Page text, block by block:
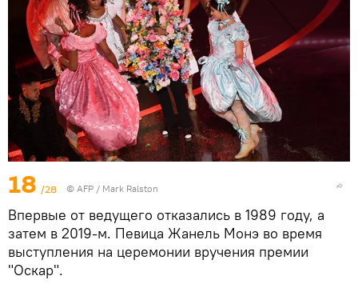
18 /28 © AFP / Mark Ralston
Впервые от ведущего отказались в 1989 году, а
затем в 2019-м. Певица Жанель Монэ во время
выступления на церемонии вручения премии
"Оскар".